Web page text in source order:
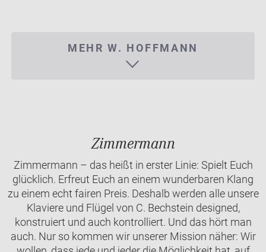
MEHR W. HOFFMANN
Zimmermann
Zimmermann – das heißt in erster Linie: Spielt Euch
glücklich. Erfreut Euch an einem wunderbaren Klang
zu einem echt fairen Preis. Deshalb werden alle unsere
Klaviere und Flügel von C. Bechstein designed,
konstruiert und auch kontrolliert. Und das hört man
auch. Nur so kommen wir unserer Mission näher: Wir